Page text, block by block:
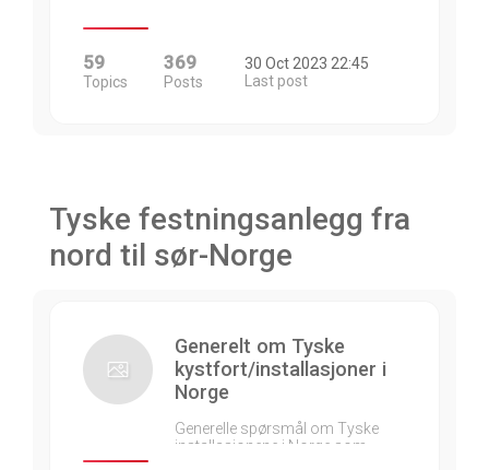
59
Topics
369
Posts
30 Oct 2023 22:45
Last post
Tyske festningsanlegg fra
nord til sør-Norge
Generelt om Tyske
kystfort/installasjoner i
Norge
Generelle spørsmål om Tyske
installasjonene i Norge som…